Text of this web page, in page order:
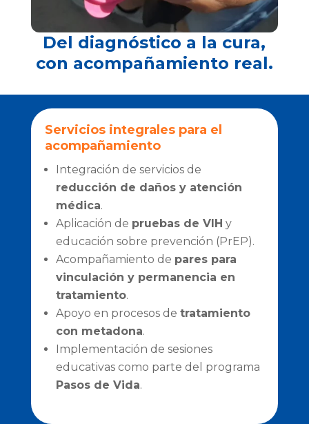
Del diagnóstico a la cura,
con acompañamiento real.
Servicios integrales para el
acompañamiento
Integración de servicios de
reducción de daños y atención
médica.
Aplicación de pruebas de VIH y
educación sobre prevención (PrEP).
Acompañamiento de pares para
vinculación y permanencia en
tratamiento.
Apoyo en procesos de tratamiento
con metadona.
Implementación de sesiones
educativas como parte del programa
Pasos de Vida.